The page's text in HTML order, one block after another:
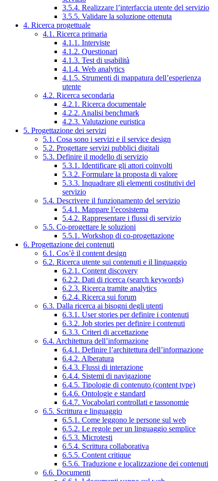
3.5.4. Realizzare l’interfaccia utente del servizio
3.5.5. Validare la soluzione ottenuta
4. Ricerca progettuale
4.1. Ricerca primaria
4.1.1. Interviste
4.1.2. Questionari
4.1.3. Test di usabilità
4.1.4. Web analytics
4.1.5. Strumenti di mappatura dell’esperienza
utente
4.2. Ricerca secondaria
4.2.1. Ricerca documentale
4.2.2. Analisi benchmark
4.2.3. Valutazione euristica
5. Progettazione dei servizi
5.1. Cosa sono i servizi e il service design
5.2. Progettare servizi pubblici digitali
5.3. Definire il modello di servizio
5.3.1. Identificare gli attori coinvolti
5.3.2. Formulare la proposta di valore
5.3.3. Inquadrare gli elementi costitutivi del
servizio
5.4. Descrivere il funzionamento del servizio
5.4.1. Mappare l’ecosistema
5.4.2. Rappresentare i flussi di servizio
5.5. Co-progettare le soluzioni
5.5.1. Workshop di co-progettazione
6. Progettazione dei contenuti
6.1. Cos’è il content design
6.2. Ricerca utente sui contenuti e il linguaggio
6.2.1. Content discovery
6.2.2. Dati di ricerca (search keywords)
6.2.3. Ricerca tramite analytics
6.2.4. Ricerca sui forum
6.3. Dalla ricerca ai bisogni degli utenti
6.3.1. User stories per definire i contenuti
6.3.2. Job stories per definire i contenuti
6.3.3. Criteri di accettazione
6.4. Architettura dell’informazione
6.4.1. Definire l’architettura dell’informazione
6.4.2. Alberatura
6.4.3. Flussi di interazione
6.4.4. Sistemi di navigazione
6.4.5. Tipologie di contenuto (content type)
6.4.6. Ontologie e standard
6.4.7. Vocabolari controllati e tassonomie
6.5. Scrittura e linguaggio
6.5.1. Come leggono le persone sul web
6.5.2. Le regole per un linguaggio semplice
6.5.3. Microtesti
6.5.4. Scrittura collaborativa
6.5.5. Content critique
6.5.6. Traduzione e localizzazione dei contenuti
6.6. Documenti